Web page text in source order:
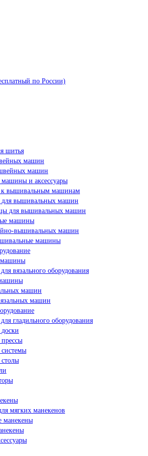
по России)
шитья
машин
машин
и аксессуары
к вышивальным машинам
вышивальных машин
для вышивальных машин
машины
вышивальных машин
машины
машины
вязального оборудования
машин
машин
гладильного оборудования
мягких манекенов
манекены